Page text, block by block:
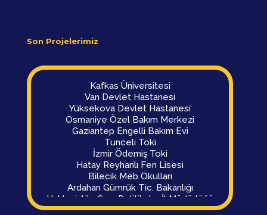
Son Projelerimiz
Kafkas Üniversitesi
Van Devlet Hastanesi
Yüksekova Devlet Hastanesi
Osmaniye Özel Bakım Merkezi
Gaziantep Engelli Bakım Evi
Tunceli Toki
İzmir Ödemiş Toki
Hatay Reyhanlı Fen Lisesi
Bilecik Meb Okulları
Ardahan Gümrük Tic. Bakanlığı
Hakkari Aile Sos. Politikalar İl Müdürlüğü
Malatya Polis Evi